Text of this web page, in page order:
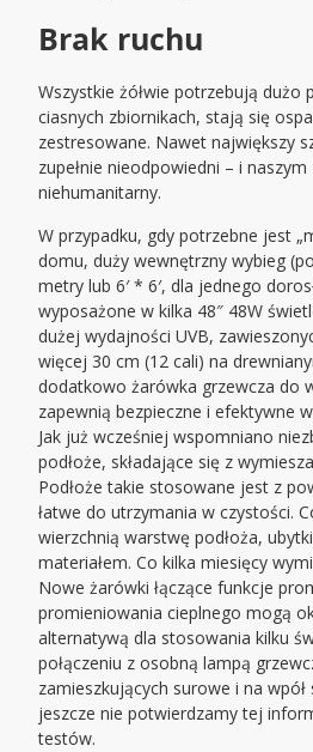
Brak ruchu
Wszystkie żółwie potrzebują dużo
ciasnych zbiornikach, stają się
zestresowane. Nawet największy
zupełnie nieodpowiedni – i naszym
niehumanitarny.
W przypadku, gdy potrzebne jest
domu, duży wewnętrzny wybieg
metry lub 6′ * 6′, dla jednego
wyposażone w kilka 48″ 48W
dużej wydajności UVB,
więcej 30 cm (12 cali) na
dodatkowo żarówka grzewcza do
zapewnią bezpieczne i efektywne
Jak już wcześniej wspomniano
podłoże, składające się z
Podłoże takie stosowane jest z
łatwe do utrzymania w czystości.
wierzchnią warstwę podłoża,
materiałem. Co kilka miesięcy
Nowe żarówki łączące funkcje
promieniowania cieplnego mogą
alternatywą dla stosowania kilku
połączeniu z osobną lampą
zamieszkujących surowe i na
jeszcze nie potwierdzamy tej
testów.